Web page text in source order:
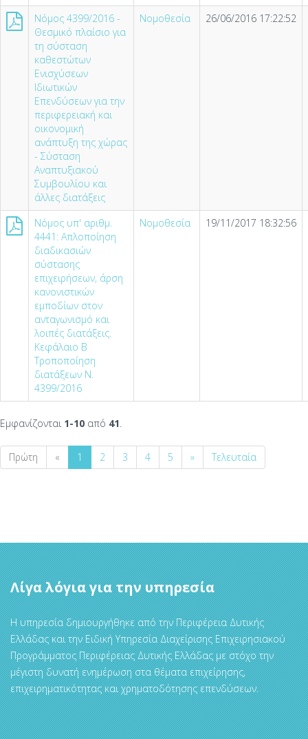
Νόμος 4399/2016 -
Θεσμικό πλαίσιο για
τη σύσταση
καθεστώτων
Ενισχύσεων
Ιδιωτικών
Επενδύσεων για την
περιφερειακή και
οικονομική
ανάπτυξη της χώρας
- Σύσταση
Αναπτυξιακού
Συμβουλίου και
άλλες διατάξεις
Νομοθεσία 26/06/2016 17:22:52
Νόμος υπ' αριθμ.
4441: Απλοποίηση
διαδικασιών
σύστασης
επιχειρήσεων, άρση
κανονιστικών
εμποδίων στον
ανταγωνισμό και
λοιπές διατάξεις.
Κεφάλαιο Β
Τροποποίηση
διατάξεων Ν.
4399/2016
Νομοθεσία 19/11/2017 18:32:56
Εμφανίζονται 1-10 από 41.
Πρώτη « 1 2 3 4 5 » Τελευταία
Λίγα λόγια για την υπηρεσία
Η υπηρεσία δημιουργήθηκε από την Περιφέρεια Δυτικής
Ελλάδας και την Ειδική Υπηρεσία Διαχείρισης Επιχειρησιακού
Προγράμματος Περιφέρειας Δυτικής Ελλάδας με στόχο την
μέγιστη δυνατή ενημέρωση στα θέματα επιχείρησης,
επιχειρηματικότητας και χρηματοδότησης επενδύσεων.